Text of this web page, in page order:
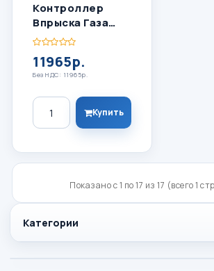
Категории
Контроллер
Впрыска Газа
OMVL SAVER SKY
11965р.
Без НДС: 11965р.
Количество
Купить
Показано с 1 по 17 из 17 (всего 1